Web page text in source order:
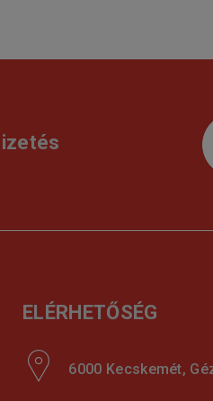
ELÉRHETŐSÉG
6000 Kecskemét,